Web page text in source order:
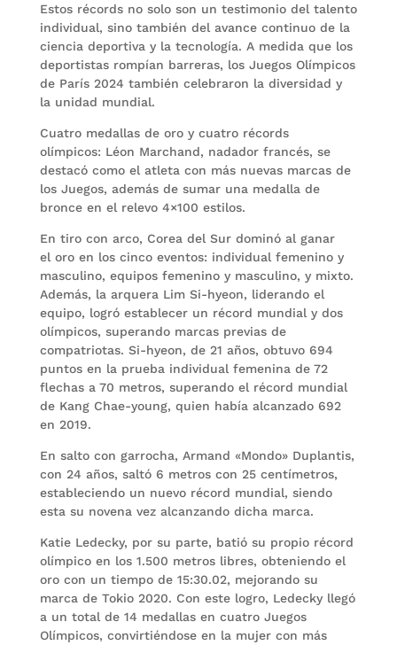
Estos récords no solo son un testimonio del talento
individual, sino también del avance continuo de la
ciencia deportiva y la tecnología. A medida que los
deportistas rompían barreras, los Juegos Olímpicos
de París 2024 también celebraron la diversidad y
la unidad mundial.
Cuatro medallas de oro y cuatro récords
olímpicos: Léon Marchand, nadador francés, se
destacó como el atleta con más nuevas marcas de
los Juegos, además de sumar una medalla de
bronce en el relevo 4×100 estilos.
En tiro con arco, Corea del Sur dominó al ganar
el oro en los cinco eventos: individual femenino y
masculino, equipos femenino y masculino, y mixto.
Además, la arquera Lim Si-hyeon, liderando el
equipo, logró establecer un récord mundial y dos
olímpicos, superando marcas previas de
compatriotas. Si-hyeon, de 21 años, obtuvo 694
puntos en la prueba individual femenina de 72
flechas a 70 metros, superando el récord mundial
de Kang Chae-young, quien había alcanzado 692
en 2019.
En salto con garrocha, Armand «Mondo» Duplantis,
con 24 años, saltó 6 metros con 25 centímetros,
estableciendo un nuevo récord mundial, siendo
esta su novena vez alcanzando dicha marca.
Katie Ledecky, por su parte, batió su propio récord
olímpico en los 1.500 metros libres, obteniendo el
oro con un tiempo de 15:30.02, mejorando su
marca de Tokio 2020. Con este logro, Ledecky llegó
a un total de 14 medallas en cuatro Juegos
Olímpicos, convirtiéndose en la mujer con más